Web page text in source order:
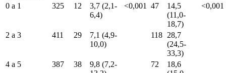
0 a 1
325 12
3,7 (2,1-
6,4)
<0,001 47
14,5
(11,0-
18,7)
<0,001
2 a 3 411 29
7,1 (4,9-
10,0)
118 28,7
(24,5-
33,3)
4 a 5
387 38
9,8 (7,2-
72
18,6